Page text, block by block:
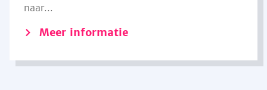
naar...
Meer informatie